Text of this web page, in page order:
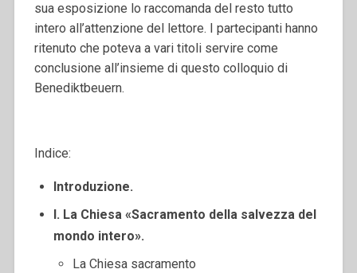
sua esposizione lo raccomanda del resto tutto
intero all’attenzione del lettore. I partecipanti hanno
ritenuto che poteva a vari titoli servire come
conclusione all’insieme di questo colloquio di
Benediktbeuern.
Indice:
Introduzione.
I. La Chiesa «Sacramento della salvezza del
mondo intero».
La Chiesa sacramento